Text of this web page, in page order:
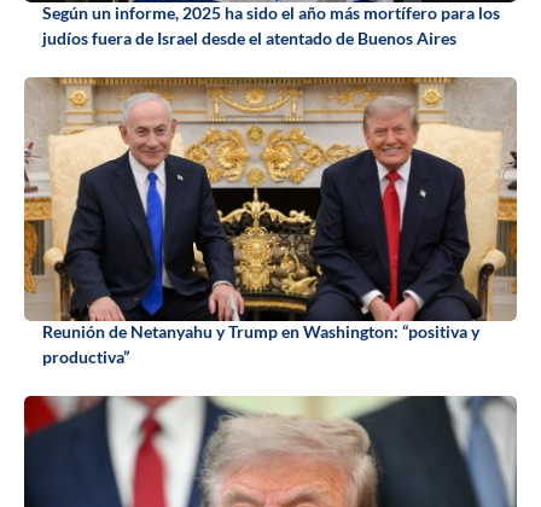
Según un informe, 2025 ha sido el año más mortífero para los
judíos fuera de Israel desde el atentado de Buenos Aires
Reunión de Netanyahu y Trump en Washington: “positiva y
productiva”